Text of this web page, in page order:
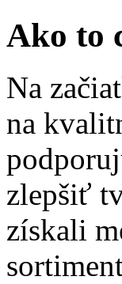
Ako to
Na
na
zlepšiť
získali